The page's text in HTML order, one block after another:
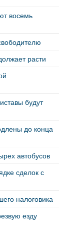
восемь
расти
будут
до конца
автобусов
сделок с
налоговика
езду